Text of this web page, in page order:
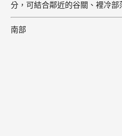
分，可結合鄰近的谷關、裡冷部
南部